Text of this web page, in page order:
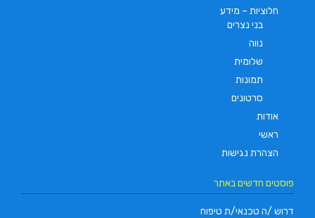
חלוציות – מידע
בני נצרים
נווה
שלומית
תמונות
סרטונים
אודות
ראשי
הצהרת נגישות
פוסטים חדשים באתר
דרוש /ה טכנאי/ת טיפוח